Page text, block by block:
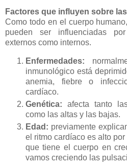
Factores que influyen sobre
Como todo en el cuerpo
pueden ser influenciadas
externos como internos.
Enfermedades:
inmunológico está
anemia, fiebre o
cardíaco.
Genética: afecta tanto
como las altas y las bajas.
Edad: previamente
el ritmo cardíaco es alto
que tiene el cuerpo en
vamos creciendo las